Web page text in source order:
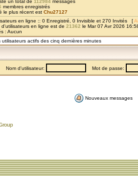
un total de 112984 messages
membres enregistrés
le plus récent est Chu27127
en ligne :: 0 Enregistré, 0 Invisible et 270 Invités [
en ligne est de 21362 le Mar 07 Avr 2026
: Aucun
actifs des cinq dernières minutes
Nom d'utilisateur: Mot de passe:
Nouveaux messages